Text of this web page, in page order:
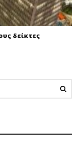
δείκτες